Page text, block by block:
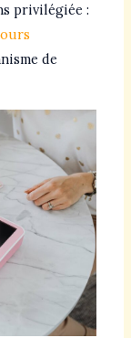
privilégiée :
de